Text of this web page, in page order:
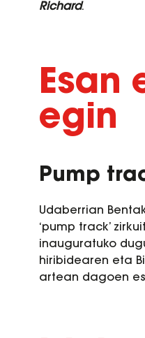
Richard.
Esan
egin
Pump
Udaberrian
‘pump track’
inauguratuko
hiribidearen eta
artean dagoen